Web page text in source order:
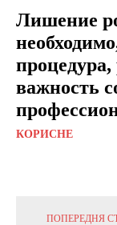
Лишение
процедура,
важность
КОРИСНЕ
ПОПЕРЕДНЯ